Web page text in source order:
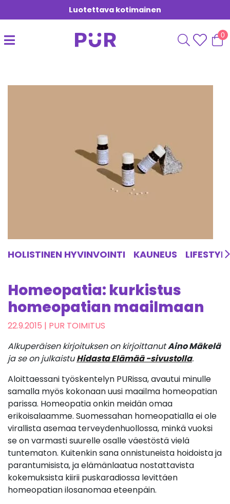
Luotettava kotimainen
0
HOLISTINEN HYVINVOINTI KAUNEUS LIFESTYLE
Homeopatia: kurkistus
homeopatian maailmaan
22.9.2015 | PUR TOIMITUS
Alkuperäisen kirjoituksen on kirjoittanutAino Mäkelä
ja se on julkaistuHidasta Elämää -sivustolla.
Aloittaessani työskentelyn PURissa, avautui minulle
samalla myös kokonaan uusi maailma homeopatian
parissa. Homeopatia onkin meidän omaa
erikoisalaamme. Suomessahan homeopatialla ei ole
virallista asemaa terveydenhuollossa, minkä vuoksi
se on varmasti suurelle osalle väestöstä vielä
tuntematon. Kuitenkin sana onnistuneista hoidoista ja
parantumisista, ja elämänlaatua nostattavista
kokemuksista kiirii puskaradiossa levittäen
homeopatian ilosanomaa eteenpäin.